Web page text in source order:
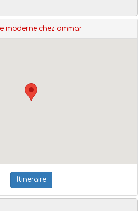
moderne chez ammar
Itineraire